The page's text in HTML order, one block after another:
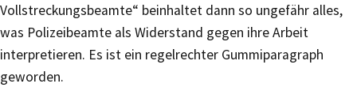
Vollstreckungsbeamte“ beinhaltet dann so ungefähr alles,
was Polizeibeamte als Widerstand gegen ihre Arbeit
interpretieren. Es ist ein regelrechter Gummiparagraph
geworden.